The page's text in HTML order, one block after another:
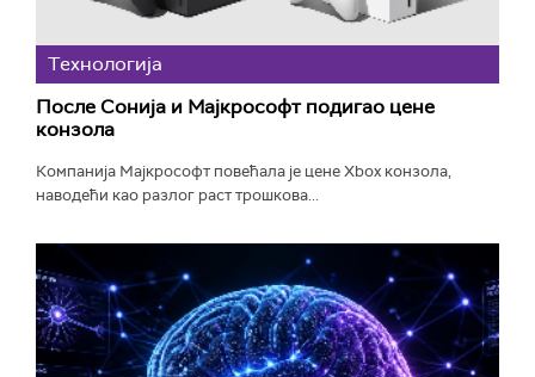
Технологијa
После Сонија и Мајкрософт подигао цене
конзола
Компанија Мајкрософт повећала је цене Xbox конзола,
наводећи као разлог раст трошкова...